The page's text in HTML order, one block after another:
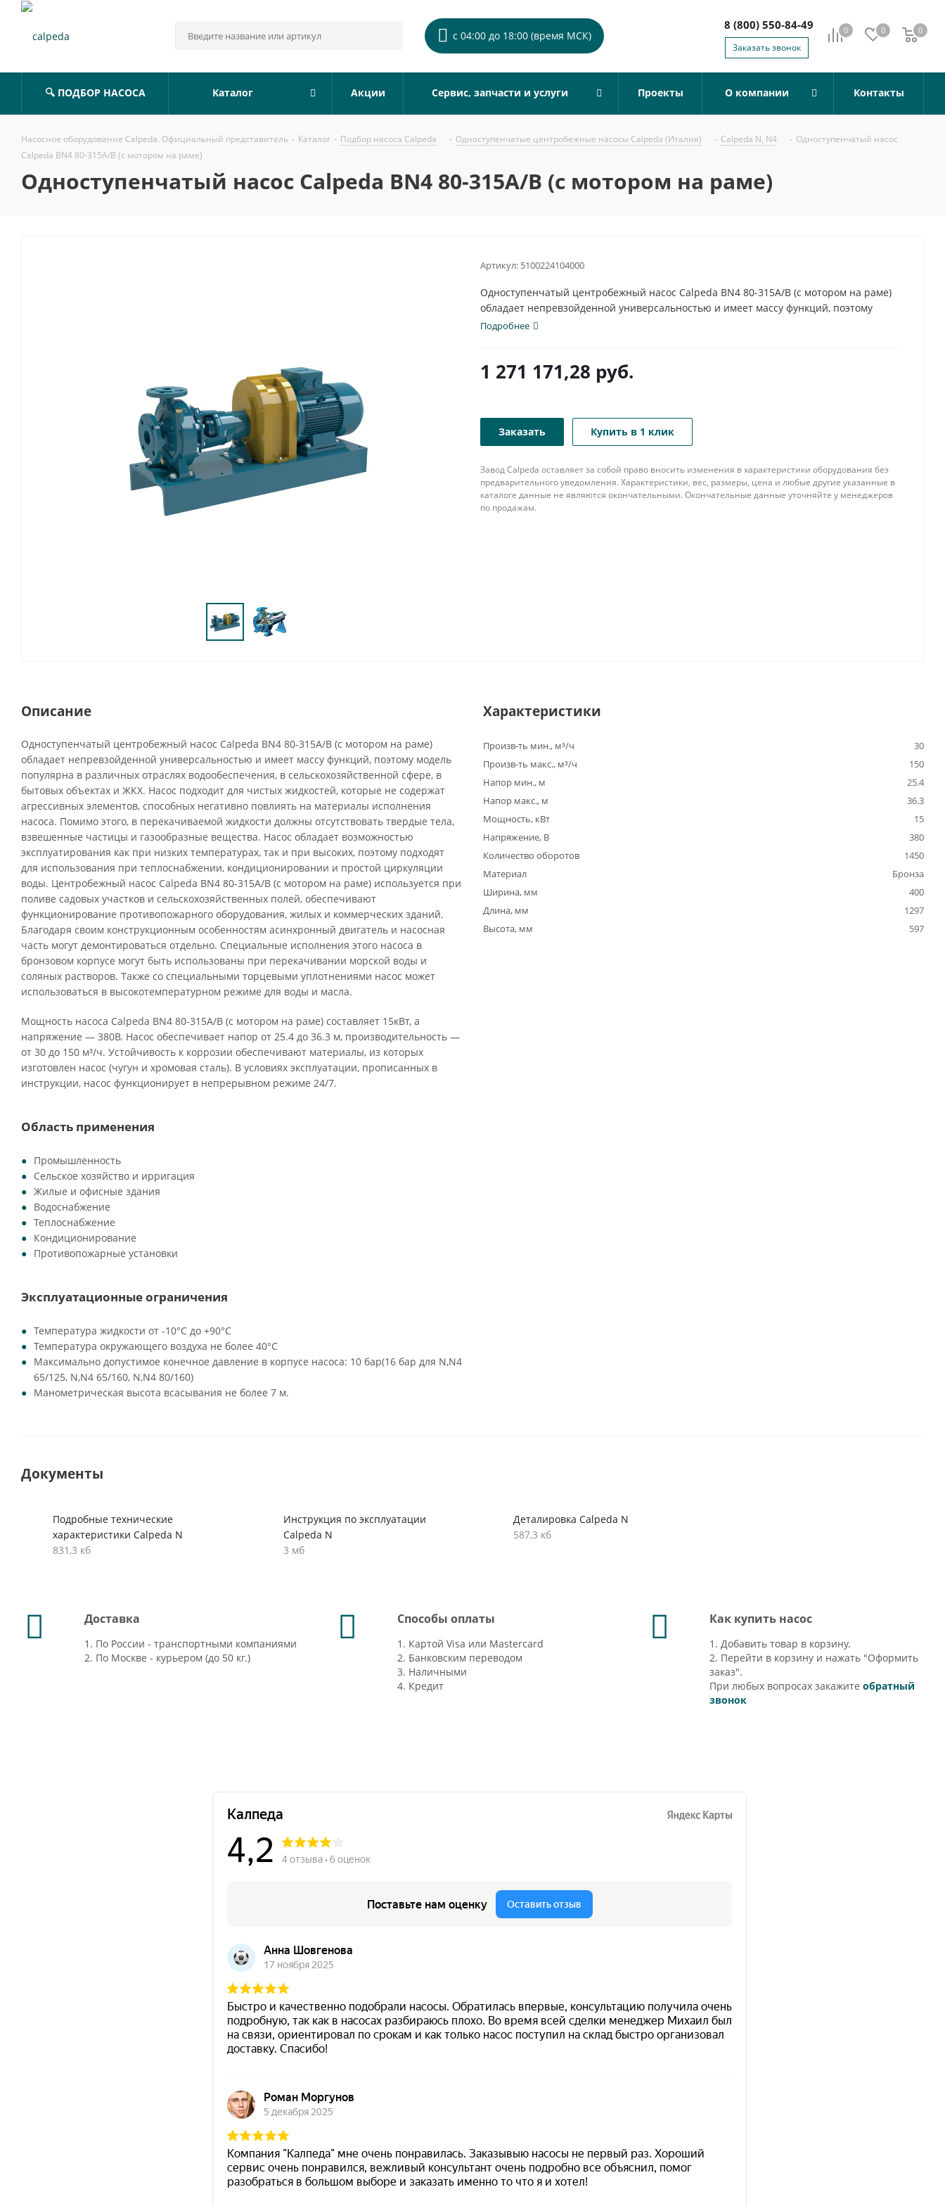
с 04:00 до 18:00 (время МСК) 0 0 0
0
8 (800) 550-84-49
Заказать звонок
🔍 ПОДБОР НАСОСА Каталог Акции Сервис, запчасти и услуги Проекты О компании Контакты
Насосное оборудование Calpeda. Официальный представитель - Каталог - Подбор насоса Calpeda - Одноступенчатые центробежные насосы Calpeda (Италия) - Calpeda N, N4 - Одноступенчатый насос
Calpeda BN4 80-315A/B (с мотором на раме)
Одноступенчатый насос Calpeda BN4 80-315A/B (с мотором на раме)
Артикул: 5100224104000
Одноступенчатый центробежный насос Calpeda BN4 80-315A/B (с мотором на раме)
обладает непревзойденной универсальностью и имеет массу функций, поэтому
модель...
Подробнее
1 271 171,28 руб.
Заказать Купить в 1 клик
Завод Calpeda оставляет за собой право вносить изменения в характеристики оборудования без
предварительного уведомления. Характеристики, вес, размеры, цена и любые другие указанные в
каталоге данные не являются окончательными. Окончательные данные уточняйте у менеджеров
по продажам.
Описание
Одноступенчатый центробежный насос Calpeda BN4 80-315A/B (с мотором на раме)
обладает непревзойденной универсальностью и имеет массу функций, поэтому модель
популярна в различных отраслях водообеспечения, в сельскохозяйственной сфере, в
бытовых объектах и ЖКХ. Насос подходит для чистых жидкостей, которые не содержат
агрессивных элементов, способных негативно повлиять на материалы исполнения
насоса. Помимо этого, в перекачиваемой жидкости должны отсутствовать твердые тела,
взвешенные частицы и газообразные вещества. Насос обладает возможностью
эксплуатирования как при низких температурах, так и при высоких, поэтому подходят
для использования при теплоснабжении, кондиционировании и простой циркуляции
воды. Центробежный насос Calpeda BN4 80-315A/B (с мотором на раме) используется при
поливе садовых участков и сельскохозяйственных полей, обеспечивают
функционирование противопожарного оборудования, жилых и коммерческих зданий.
Благодаря своим конструкционным особенностям асинхронный двигатель и насосная
часть могут демонтироваться отдельно. Специальные исполнения этого насоса в
бронзовом корпусе могут быть использованы при перекачивании морской воды и
соляных растворов. Также со специальными торцевыми уплотнениями насос может
использоваться в высокотемпературном режиме для воды и масла.
Мощность насоса Calpeda BN4 80-315A/B (с мотором на раме) составляет 15кВт, а
напряжение — 380В. Насос обеспечивает напор от 25.4 до 36.3 м, производительность —
от 30 до 150 м³/ч. Устойчивость к коррозии обеспечивают материалы, из которых
изготовлен насос (чугун и хромовая сталь). В условиях эксплуатации, прописанных в
инструкции, насос функционирует в непрерывном режиме 24/7.
Область применения
Промышленность
Сельское хозяйство и ирригация
Жилые и офисные здания
Водоснабжение
Теплоснабжение
Кондиционирование
Противопожарные установки
Эксплуатационные ограничения
Температура жидкости от -10°C до +90°C
Температура окружающего воздуха не более 40°C
Максимально допустимое конечное давление в корпусе насоса: 10 бар(16 бар для N,N4
65/125, N,N4 65/160, N,N4 80/160)
Манометрическая высота всасывания не более 7 м.
Характеристики
Произв-ть мин., м³/ч
30
Произв-ть макс., м³/ч
150
Напор мин., м
25.4
Напор макс., м
36.3
Мощность, кВт
15
Напряжение, В
380
Количество оборотов
1450
Материал
Бронза
Ширина, мм
400
Длина, мм
1297
Высота, мм
597
Документы
Подробные технические
характеристики Calpeda N
831,3 кб
Инструкция по эксплуатации
Calpeda N
3 мб
Деталировка Calpeda N
587,3 кб
Доставка
1. По России - транспортными компаниями
2. По Москве - курьером (до 50 кг.)
Способы оплаты
1. Картой Visa или Mastercard
2. Банковским переводом
3. Наличными
4. Кредит
Как купить насос
1. Добавить товар в корзину.
2. Перейти в корзину и нажать "Оформить
заказ".
При любых вопросах закажитеобратный
звонок